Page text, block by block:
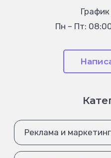
Пн – Пт:
Реклама и маркетинг